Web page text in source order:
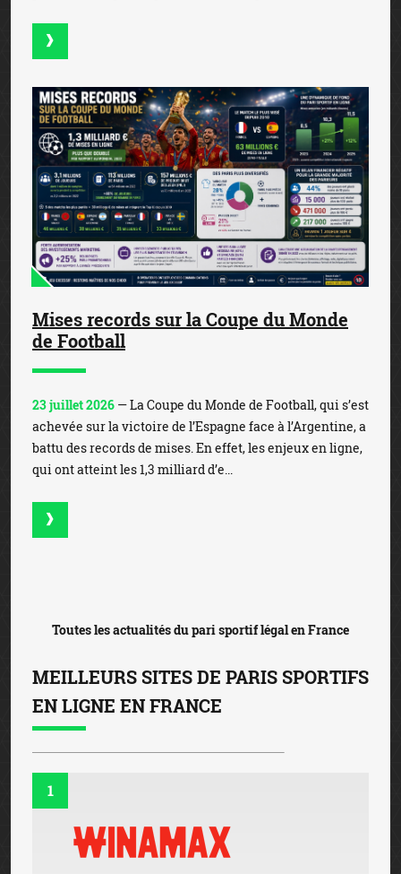
Mises records sur la Coupe du Monde
de Football
23 juillet 2026 — La Coupe du Monde de Football, qui s’est
achevée sur la victoire de l’Espagne face à l’Argentine, a
battu des records de mises. En effet, les enjeux en ligne,
qui ont atteint les 1,3 milliard d’e...
Toutes les actualités du pari sportif légal en France
MEILLEURS SITES DE PARIS SPORTIFS
EN LIGNE EN FRANCE
1